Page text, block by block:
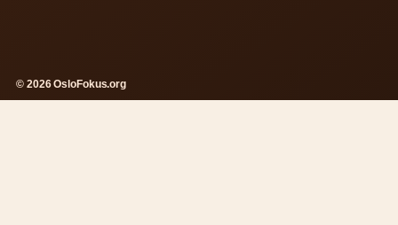
© 2026 OsloFokus.org